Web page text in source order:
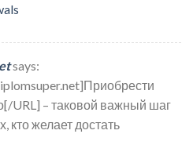
says:
URL] – таковой важный шаг
кто желает достать